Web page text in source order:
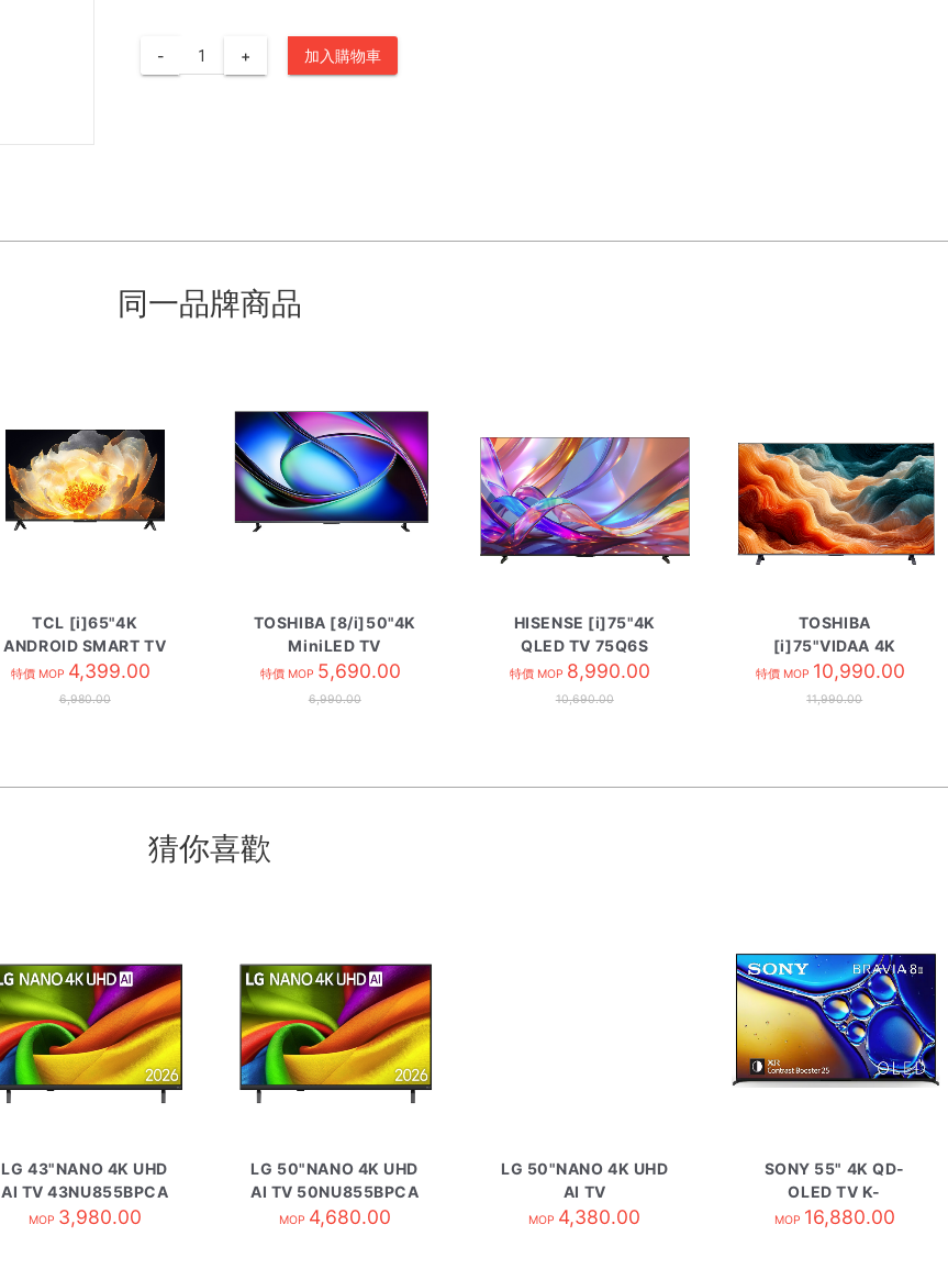
- + 加入購物車
同一品牌商品
TCL [i]65"4K
ANDROID SMART TV
65V6C
特價 MOP 4,399.00
6,980.00
TOSHIBA [8/i]50"4K
MiniLED TV
50Z670SK
特價 MOP 5,690.00
6,990.00
HISENSE [i]75"4K
QLED TV 75Q6S
特價 MOP 8,990.00
10,690.00
TOSHIBA
[i]75"VIDAA 4K
QLED TV 75M450SK
特價 MOP 10,990.00
11,990.00
猜你喜歡
LG 43"NANO 4K UHD
AI TV 43NU855BPCA
MOP 3,980.00
LG 50"NANO 4K UHD
AI TV 50NU855BPCA
MOP 4,680.00
LG 50"NANO 4K UHD
AI TV
50NU8E0BPCA
MOP 4,380.00
SONY 55" 4K QD-
OLED TV K-
55XR80M2
MOP 16,880.00